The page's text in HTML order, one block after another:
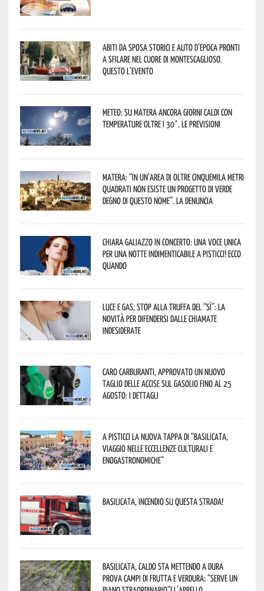
Abiti da sposa storici e auto d’epoca pronti
a sfilare nel cuore di Montescaglioso.
Questo l’evento
Meteo: su Matera ancora giorni caldi con
temperature oltre i 30°. Le previsioni
Matera: “In un’area di oltre cinquemila metri
quadrati non esiste un progetto di verde
degno di questo nome”. La denuncia
Chiara Galiazzo in concerto: una voce unica
per una notte indimenticabile a Pisticci! Ecco
quando
Luce e gas, stop alla truffa del “Sì”: la
novità per difendersi dalle chiamate
indesiderate
Caro carburanti, approvato un nuovo
taglio delle accise sul gasolio fino al 25
agosto: i dettagli
A Pisticci la nuova tappa di “Basilicata,
viaggio nelle eccellenze culturali e
enogastronomiche”
Basilicata, incendio su questa strada!
Basilicata, caldo sta mettendo a dura
prova campi di frutta e verdura: “Serve un